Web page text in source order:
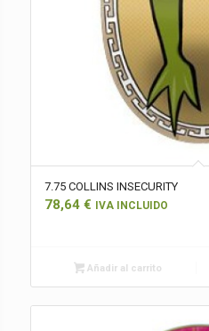
7.75 COLLINS INSECURITY
78,64 € IVA INCLUIDO
Añadir al carrito